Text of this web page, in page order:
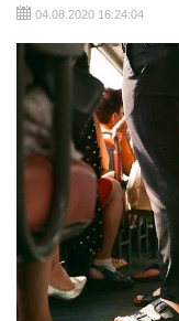
04.08.2020 16:24:04